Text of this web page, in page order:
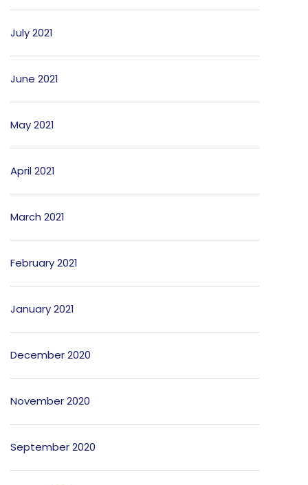
July 2021
June 2021
May 2021
April 2021
March 2021
February 2021
January 2021
December 2020
November 2020
September 2020